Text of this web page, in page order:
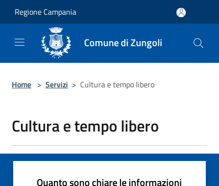
Regione Campania
Comune di Zungoli
Home > Servizi > Cultura e tempo libero
Cultura e tempo libero
Quanto sono chiare le informazioni